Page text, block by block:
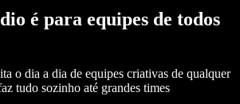
é para equipes de todos
o dia a dia de equipes criativas de qualquer
tudo sozinho até grandes times